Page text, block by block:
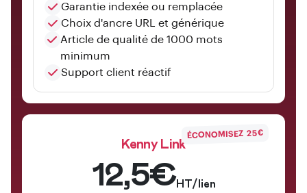
Garantie indexée ou remplacée
Choix d'ancre URL et générique
Article de qualité de 1000 mots
minimum
Support client réactif
ÉCONOMISEZ 25€
Kenny Link
12,5€HT/lien